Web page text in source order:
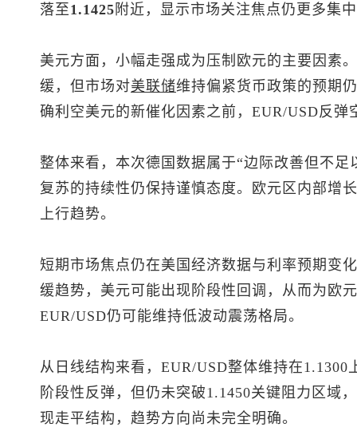
落至1.1425 附近，显示市场关注焦点仍更多集
美元方面，小幅走强成为压制欧元的主要因素
缓，但市场对美联储维持偏紧货币政策的预期
确利空美元的新催化因素之前，EUR/USD反弹
整体来看，本次德国数据属于“边际改善但不
复苏的持续性仍保持谨慎态度。欧元区内部增
上行趋势。
短期市场焦点仍在美国经济数据与利率预期变
缓趋势，美元可能出现阶段性回调，从而为欧
EUR/USD仍可能维持低波动震荡格局。
从日线结构来看，EUR/USD整体维持在
阶段性反弹，但仍未突破1.1450关键阻力区域
现走平结构，趋势方向尚未完全明确。